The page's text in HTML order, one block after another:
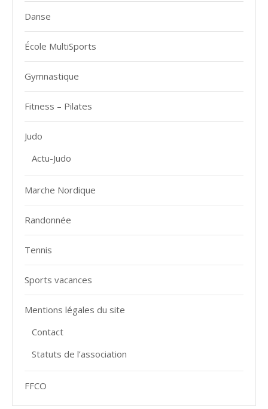
Danse
École MultiSports
Gymnastique
Fitness – Pilates
Judo
Actu-Judo
Marche Nordique
Randonnée
Tennis
Sports vacances
Mentions légales du site
Contact
Statuts de l’association
FFCO